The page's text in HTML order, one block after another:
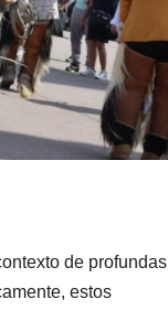
de profundas
estos